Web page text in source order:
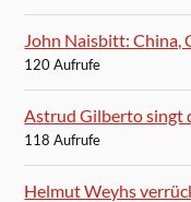
John Naisbitt: China,
120 Aufrufe
Astrud Gilberto singt
118 Aufrufe
Helmut Weyhs